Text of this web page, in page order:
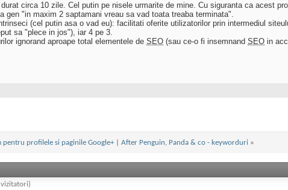
circa 10 zile. Cel putin pe nisele urmarite de mine. Cu siguranta ca acest
gen "in maxim 2 saptamani vreau sa vad toata treaba terminata".
(cel putin asa o vad eu): facilitati oferite utilizatorilor prin intermediul
sa "plece in jos"), iar 4 pe 3.
ignorand aproape total elementele de SEO (sau ce-o fi insemnand SEO in
pentru profilele si paginile Google+| After Penguin, Panda & co - keyworduri »